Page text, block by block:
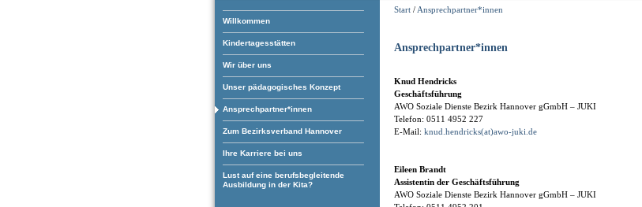
Willkommen
Kindertagesstätten
Wir über uns
Unser pädagogisches Konzept
Ansprechpartner*innen
Zum Bezirksverband Hannover
Ihre Karriere bei uns
Lust auf eine berufsbegleitende
Ausbildung in der Kita?
Start / Ansprechpartner*innen
Ansprechpartner*innen
Knud Hendricks
Geschäftsführung
AWO Soziale Dienste Bezirk Hannover gGmbH – JUKI
Telefon: 0511 4952 227
E-Mail: knud.hendricks(at)awo-juki.de
Eileen Brandt
Assistentin der Geschäftsführung
AWO Soziale Dienste Bezirk Hannover gGmbH – JUKI